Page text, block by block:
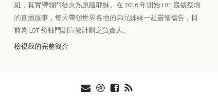
組，真實帶領門徒火熱跟隨耶穌。在 2016 年開始 LDT 晨禱祭壇
的直播服事，每天帶領世界各地的弟兄姊妹一起靈修禱告，目
前為 LDT 領袖門訓宣教計劃之負責人。
檢視我的完整簡介